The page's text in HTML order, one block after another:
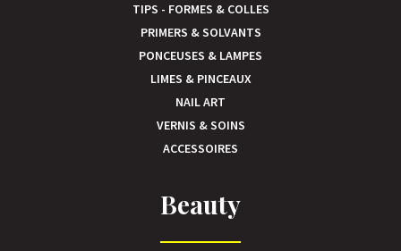
TIPS - FORMES & COLLES
PRIMERS & SOLVANTS
PONCEUSES & LAMPES
LIMES & PINCEAUX
NAIL ART
VERNIS & SOINS
ACCESSOIRES
Beauty